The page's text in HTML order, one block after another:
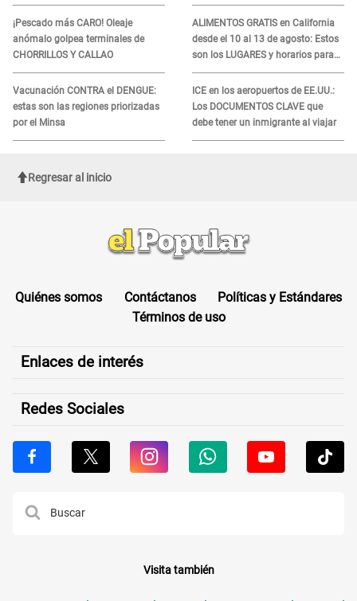
¡Pescado más CARO! Oleaje
anómalo golpea terminales de
CHORRILLOS Y CALLAO
Vacunación CONTRA el DENGUE:
estas son las regiones priorizadas
por el Minsa
ALIMENTOS GRATIS en California
desde el 10 al 13 de agosto: Estos
son los LUGARES y horarios para
recibir la ayuda
ICE en los aeropuertos de EE.UU.:
Los DOCUMENTOS CLAVE que
debe tener un inmigrante al viajar
Regresar al inicio
Quiénes somos Contáctanos
Políticas y Estándares
Términos de uso
Enlaces de interés
Redes Sociales
Visita también